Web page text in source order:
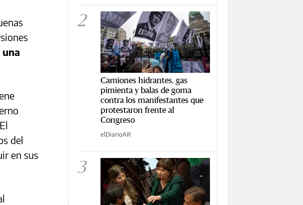
del
en sus
2
Camiones hidrantes, gas
pimienta y balas de goma
contra los manifestantes que
protestaron frente al
Congreso
elDiarioAR
3